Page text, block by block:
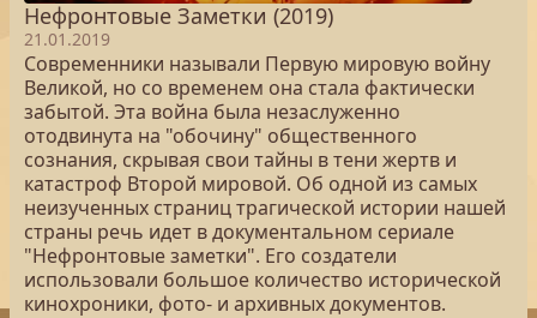
Нефронтовые Заметки (2019)
21.01.2019
Современники называли Первую мировую войну
Великой, но со временем она стала фактически
забытой. Эта война была незаслуженно
отодвинута на "обочину" общественного
сознания, скрывая свои тайны в тени жертв и
катастроф Второй мировой. Об одной из самых
неизученных страниц трагической истории нашей
страны речь идет в документальном сериале
"Нефронтовые заметки". Его создатели
использовали большое количество исторической
кинохроники, фото- и архивных документов.